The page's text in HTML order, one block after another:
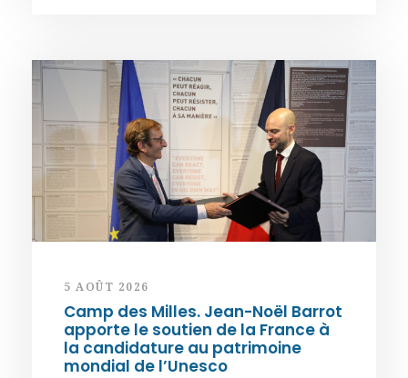
5 AOÛT 2026
Camp des Milles. Jean-Noël Barrot
apporte le soutien de la France à
la candidature au patrimoine
mondial de l’Unesco